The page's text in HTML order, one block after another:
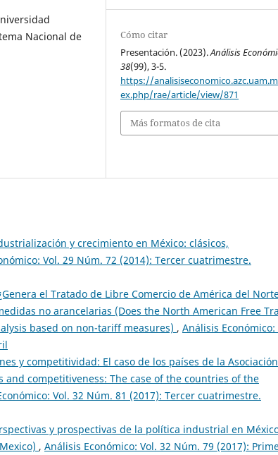
Nacional de
Cómo citar
Presentación. (2023).Análisis
38(99), 3-5.
https://
ex.php/rae/article/view/871
Más formatos de cita
y crecimiento en México: clásicos,
Vol. 29 Núm. 72 (2014): Tercer cuatrimestre.
el Tratado de Libre Comercio de América del
no arancelarias (Does the North American Free
based on non-tariff measures) , Análisis Económico:
y competitividad: El caso de los países de la
competitiveness: The case of the countries of the
Vol. 32 Núm. 81 (2017): Tercer cuatrimestre.
y prospectivas de la política industrial en
, Análisis Económico: Vol. 32 Núm. 79 (2017):